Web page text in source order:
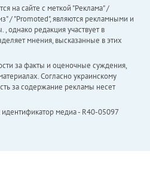
на сайте с меткой "Реклама" /
/ "Promoted", являются рекламными и
однако редакция участвует в
мнения, высказанные в этих
за факты и оценочные суждения,
Согласно украинскому
за содержание рекламы несет
медиа - R40-05097